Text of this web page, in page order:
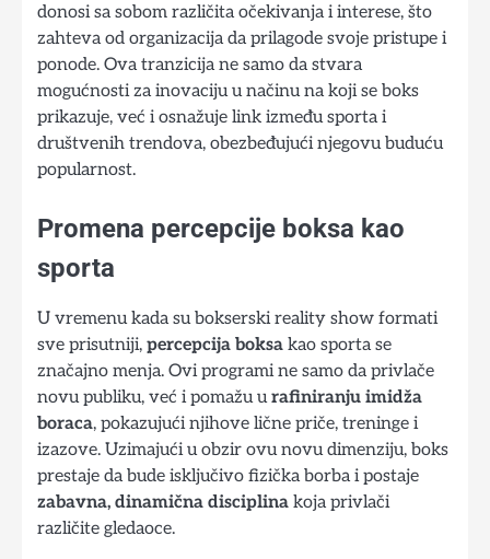
donosi sa sobom različita očekivanja i interese, što
zahteva od organizacija da prilagode svoje pristupe i
ponode. Ova tranzicija ne samo da stvara
mogućnosti za inovaciju u načinu na koji se boks
prikazuje, već i osnažuje link između sporta i
društvenih trendova, obezbeđujući njegovu buduću
popularnost.
Promena percepcije boksa kao
sporta
U vremenu kada su bokserski reality show formati
sve prisutniji, percepcija boksa kao sporta se
značajno menja. Ovi programi ne samo da privlače
novu publiku, već i pomažu urafiniranju imidža
boraca, pokazujući njihove lične priče, treninge i
izazove. Uzimajući u obzir ovu novu dimenziju, boks
prestaje da bude isključivo fizička borba i postaje
zabavna, dinamična disciplina koja privlači
različite gledaoce.